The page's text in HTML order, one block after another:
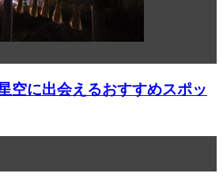
空に出会えるおすすめスポッ